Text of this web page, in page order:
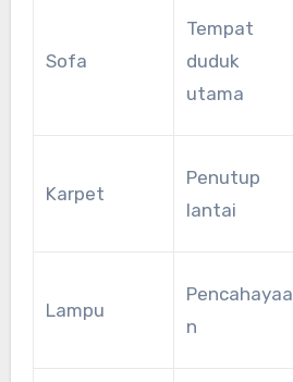
Sofa
Tempat
duduk
utama
Karpet
Penutup
lantai
Lampu
Pencahayaa
n